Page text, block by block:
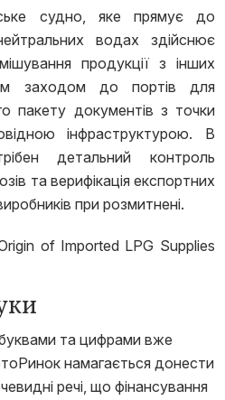
судно, яке прямує до
водах здійснює
продукції з інших
заходом до портів для
пакету документів з точки
інфраструктурою. В
детальний контроль
та верифікація експортних
при розмитнені.
та цифрами вже
намагається донести
речі, що фінансування